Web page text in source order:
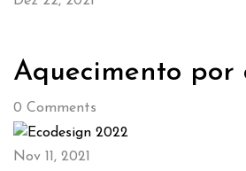
Aquecimento por
0 Comments
Nov 11, 2021